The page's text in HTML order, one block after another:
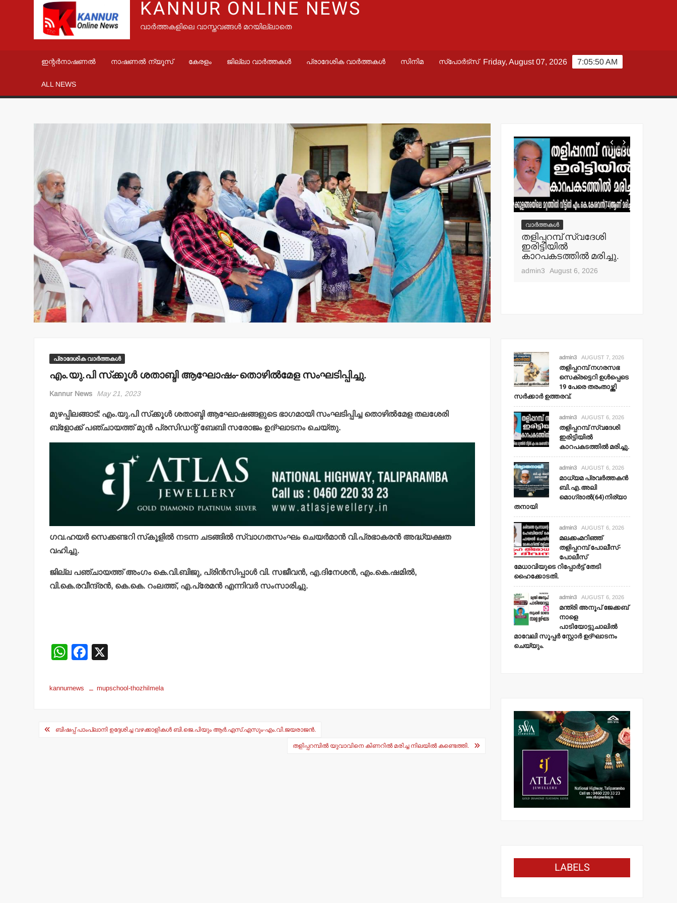
KANNUR ONLINE NEWS
വാർത്തകളിലെ വാസ്തവങ്ങൾ മറയില്ലാതെ
ഇന്റർനാഷണൽ നാഷണൽ ന്യൂസ് കേരളം ജില്ലാ വാർത്തകൾ പ്രാദേശിക വാർത്തകൾ സിനിമ സ്പോർട്സ്
ALL NEWS
7:05:51 AM
Friday, August 07, 2026
പ്രാദേശിക വാർത്തകൾ
എം.യു.പി സ്‌ക്കൂള്‍ ശതാബ്ദി ആഘോഷം-തൊഴില്‍മേള സംഘടിപ്പിച്ചു.
Kannur News May 21, 2023
മുഴപ്പിലങ്ങാട്: എം.യു.പി സ്‌ക്കൂള്‍ ശതാബ്ദി ആഘോഷങ്ങളുടെ ഭാഗമായി സംഘടിപ്പിച്ച തൊഴില്‍മേള തലശേരി
ബ്‌ളോക്ക് പഞ്ചായത്ത് മുന്‍ പ്രസിഡന്റ് ബേബി സരോജം ഉദ്ഘാടനം ചെയ്തു.
ഗവ.ഹയര്‍ സെക്കണ്ടറി സ്‌കൂളില്‍ നടന്ന ചടങ്ങില്‍ സ്വാഗതസംഘം ചെയര്‍മാന്‍ വി.പ്രഭാകരന്‍ അദ്ധ്യക്ഷത
വഹിച്ചു.
ജില്ല പഞ്ചായത്ത് അംഗം കെ.വി.ബിജു, പ്രിന്‍സിപ്പാള്‍ വി. സജീവന്‍, എ.ദിനേശന്‍, എം.കെ.ഷമില്‍,
വി.കെ.രവീന്ദ്രന്‍, കെ.കെ. റംലത്ത്, എ.പ്രേമന്‍ എന്നിവര്‍ സംസാരിച്ചു.
W
at
p
F
o
kannurnews mupschool-thozhilmela
Postബിഷപ്പ് പാംപ്ലാനി ഉദ്ദേശിച്ച വഴക്കാളികള്‍ ബി.ജെ.പിയും ആര്‍.എസ്.എസും-എം.വി.ജയരാജന്‍.
തളിപ്പറമ്പില്‍ യുവാവിനെ കിണറില്‍ മരിച്ച നിലയില്‍ കണ്ടെത്തി.
വാർത്തകൾ
മന്ത്രി അനൂപ് ജേക്കബ്
നാളെ
പാടിയോട്ടുചാലില്‍
മാവേലി സൂപ്പര്‍ സ്റ്റോര്‍
ഉദ്ഘാടനം ചെയ്യും.
admin3 August 6, 2026
വാർത്തകൾ
തളിപ്പറമ്പ് നഗരസഭ
സെക്രട്ടെറി ഉള്‍പ്പെടെ
19 പേരെ തരംതാഴ്ത്തി
സര്‍ക്കാര്‍ ഉത്തരവ്.
admin3 August 7, 2026
വാർത്തകൾ
തളിപ്പറമ്പ് സ്വദേശി
ഇരിട്ടിയില്‍
കാറപകടത്തില്‍ മരിച്ചു.
admin3 August 6, 2026
admin3 AUGUST 7, 2026
തളിപ്പറമ്പ് നഗരസഭ
സെക്രട്ടെറി ഉള്‍പ്പെടെ
19 പേരെ തരംതാഴ്ത്തി
സര്‍ക്കാര്‍ ഉത്തരവ്.
admin3 AUGUST 6, 2026
തളിപ്പറമ്പ് സ്വദേശി
ഇരിട്ടിയില്‍
കാറപകടത്തില്‍ മരിച്ചു.
admin3 AUGUST 6, 2026
മാധ്യമ പ്രവര്‍ത്തകന്‍
ബി.എ.അലി
മൊഗ്രാല്‍(64)നിര്യാ
തനായി
admin3 AUGUST 6, 2026
മലക്കംമറിഞ്ഞ്
തളിപ്പറമ്പ് പോലീസ്-
പോലീസ്
മേധാവിയുടെ റിപ്പോര്‍ട്ട് തേടി
ഹൈക്കോടതി.
admin3 AUGUST 6, 2026
മന്ത്രി അനൂപ് ജേക്കബ്
നാളെ
പാടിയോട്ടുചാലില്‍
മാവേലി സൂപ്പര്‍ സ്റ്റോര്‍ ഉദ്ഘാടനം
ചെയ്യും.
LABELS